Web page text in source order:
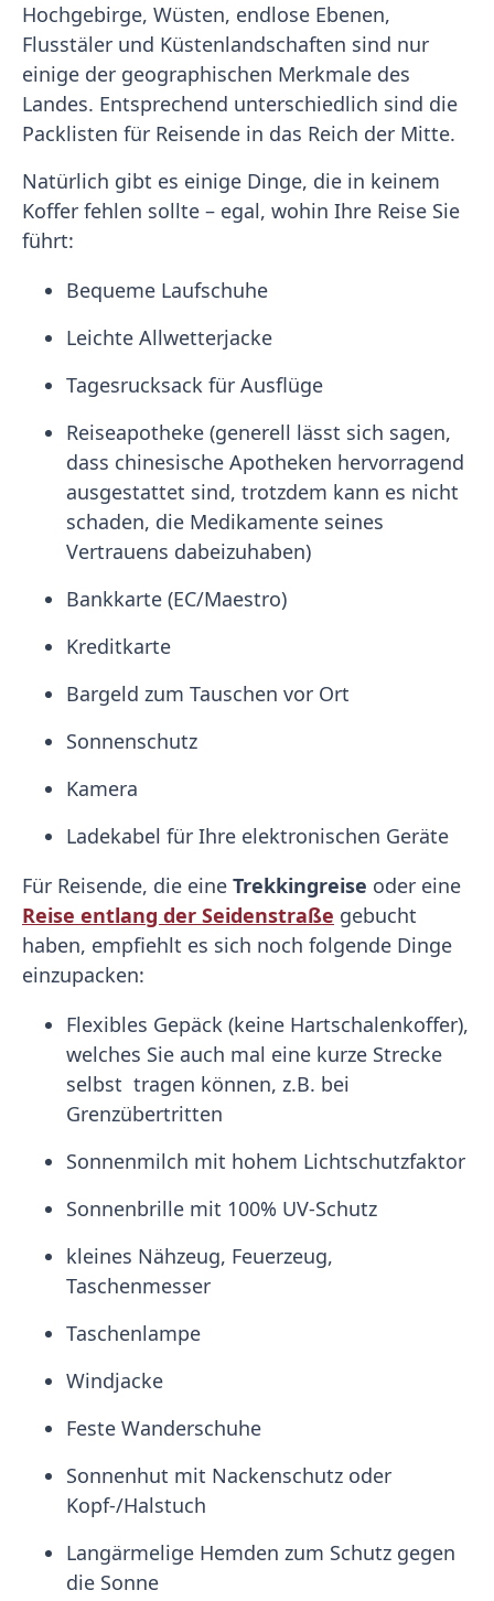
Hochgebirge, Wüsten, endlose Ebenen,
Flusstäler und Küstenlandschaften sind nur
einige der geographischen Merkmale des
Landes. Entsprechend unterschiedlich sind die
Packlisten für Reisende in das Reich der Mitte.
Natürlich gibt es einige Dinge, die in keinem
Koffer fehlen sollte – egal, wohin Ihre Reise Sie
führt:
Bequeme Laufschuhe
Leichte Allwetterjacke
Tagesrucksack für Ausflüge
Reiseapotheke (generell lässt sich sagen,
dass chinesische Apotheken hervorragend
ausgestattet sind, trotzdem kann es nicht
schaden, die Medikamente seines
Vertrauens dabeizuhaben)
Bankkarte (EC/Maestro)
Kreditkarte
Bargeld zum Tauschen vor Ort
Sonnenschutz
Kamera
Ladekabel für Ihre elektronischen Geräte
Für Reisende, die eine Trekkingreise oder eine
Reise entlang der Seidenstraße gebucht
haben, empfiehlt es sich noch folgende Dinge
einzupacken:
Flexibles Gepäck (keine Hartschalenkoffer),
welches Sie auch mal eine kurze Strecke
selbst tragen können, z.B. bei
Grenzübertritten
Sonnenmilch mit hohem Lichtschutzfaktor
Sonnenbrille mit 100% UV-Schutz
kleines Nähzeug, Feuerzeug,
Taschenmesser
Taschenlampe
Windjacke
Feste Wanderschuhe
Sonnenhut mit Nackenschutz oder
Kopf-/Halstuch
Langärmelige Hemden zum Schutz gegen
die Sonne